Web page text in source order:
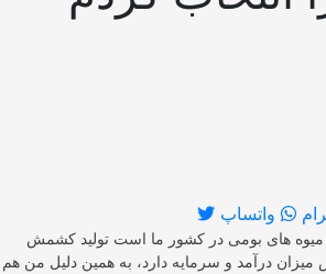
واتساپ
میوه های بومی در کشور ما است تولید کشمش
میزان درآمد و سرمایه دارد، به همین دلیل من هم